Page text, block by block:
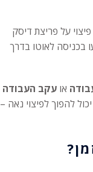
על פריצת דיסק
בכניסה לאוטו בדרך
או עקב העבודה
להפוך לפיצוי נאה –